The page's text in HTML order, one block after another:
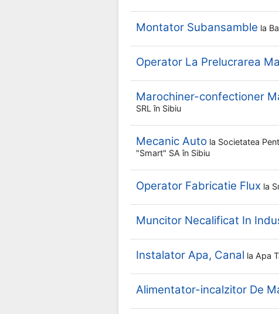
Montator Subansamble la
Operator La Prelucrarea
Marochiner-confectioner
SRL în Sibiu
Mecanic Auto la Societatea
"smart" SA în Sibiu
Operator Fabricatie Flux la
Muncitor Necalificat In
Instalator Apa, Canal la Apa
Alimentator-incalzitor De